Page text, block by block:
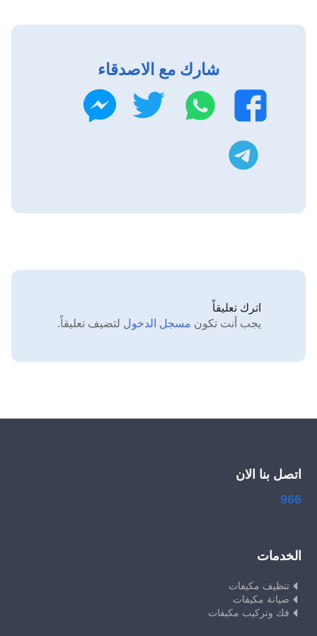
شارك مع الاصدقاء
فيسبوك
واتساب تويتر
اترك تعليقاً
يجب أنت تكون مسجل الدخول لتضيف تعليقاً.
اتصل بنا الان
966
الخدمات
تنظيف مكيفات
صيانة مكيفات
فك وتركيب مكيفات